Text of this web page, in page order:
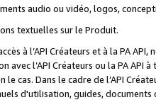
audio ou vidéo, logos,
textuelles sur le Produit.
à l’API Créateurs et à la PA
avec l’API Créateurs ou la PA
cas. Dans le cadre de l’API
d'utilisation, guides,